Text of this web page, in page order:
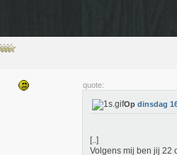
quote:
Op dinsdag
[..]
Volgens mij ben jij 22